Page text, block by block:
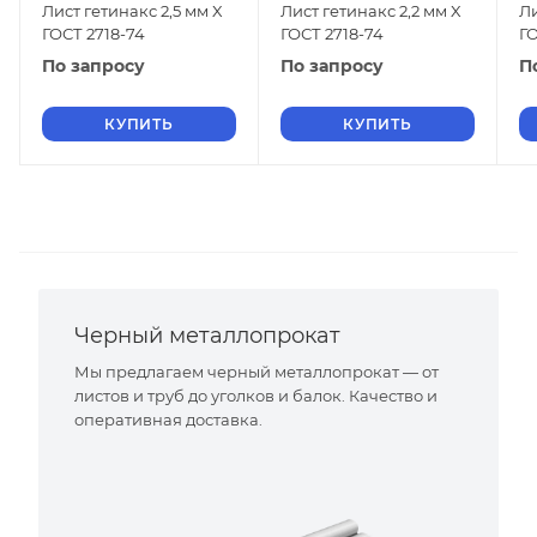
Лист гетинакс 2,5 мм X
ГОСТ 2718-74
По запросу
КУПИТЬ
Лист гетинакс 2,2 мм X
ГОСТ 2718-74
По запросу
КУПИТЬ
Черный металлопрокат
Мы предлагаем черный металлопрокат — от
листов и труб до уголков и балок. Качество и
оперативная доставка.